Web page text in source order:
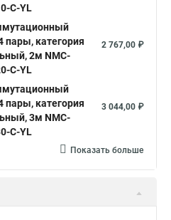
C-YL
пары, категория
2м NMC-
C-YL
2 767,00 ₽
пары, категория
3м NMC-
C-YL
3 044,00 ₽
Показать больше